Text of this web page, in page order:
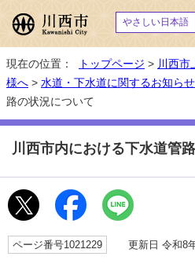
やさしい日本語
現在の位置： トップページ > 川西市
様へ > 水道・下水道に関するお知らせ
路の状況について
川西市内における下水道管
ページ番号1021229 更新日 令和8